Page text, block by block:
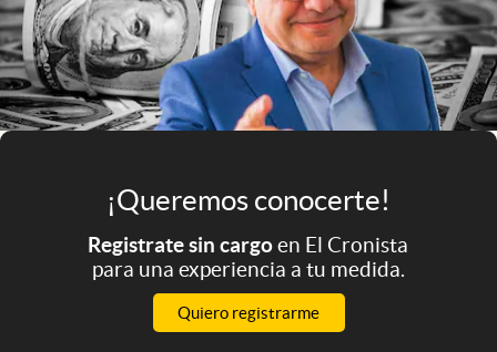
El Cronista Studio
Mediakit
abre en nueva pestaña
Argentina
¡Queremos conocerte!
Registrate sin cargoen El Cronista
para una experiencia a tu medida.
Quiero registrarme